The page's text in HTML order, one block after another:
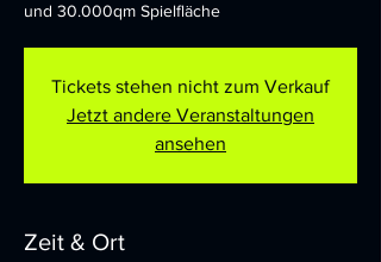
und 30.000qm Spielfläche
Tickets stehen nicht zum Verkauf
Jetzt andere Veranstaltungen
ansehen
Zeit & Ort